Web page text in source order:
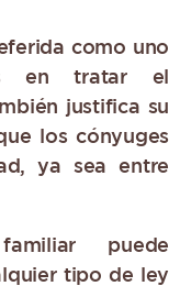
como uno
en tratar el
justifica su
los cónyuges
ya sea entre
puede
tipo de ley